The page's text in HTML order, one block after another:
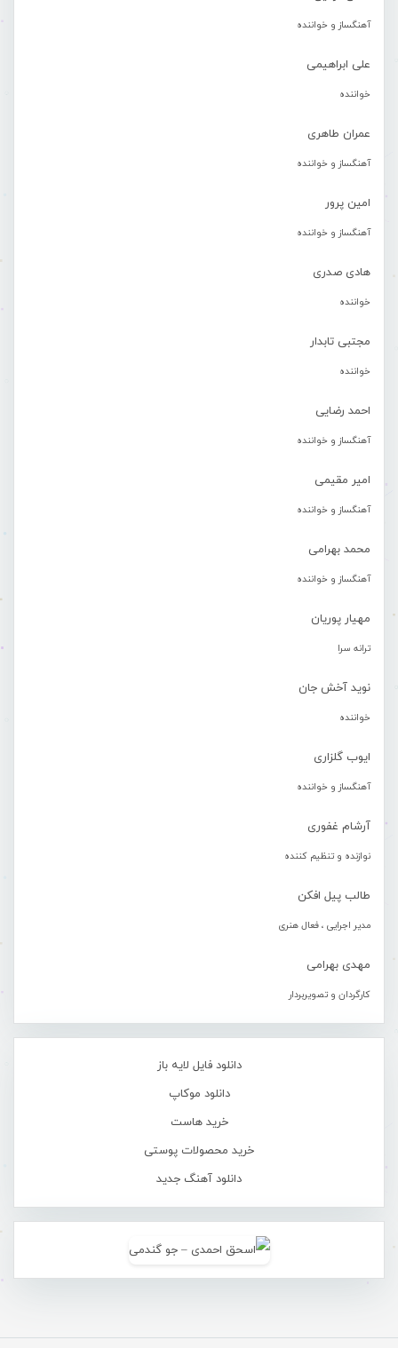
آهنگساز و خواننده
علی ابراهیمی
خواننده
عمران طاهری
آهنگساز و خواننده
امین پرور
آهنگساز و خواننده
هادی صدری
خواننده
مجتبی تابدار
خواننده
احمد رضایی
آهنگساز و خواننده
امیر مقیمی
آهنگساز و خواننده
محمد بهرامی
آهنگساز و خواننده
مهیار پوریان
ترانه سرا
نوید آخش جان
خواننده
ایوب گلزاری
آهنگساز و خواننده
آرشام غفوری
نوازنده و تنظیم کننده
طالب پیل افکن
مدیر اجرایی ، فعال هنری
مهدی بهرامی
کارگردان و تصویربردار
دانلود فایل لایه باز
دانلود موکاپ
خرید هاست
خرید محصولات پوستی
دانلود آهنگ جدید